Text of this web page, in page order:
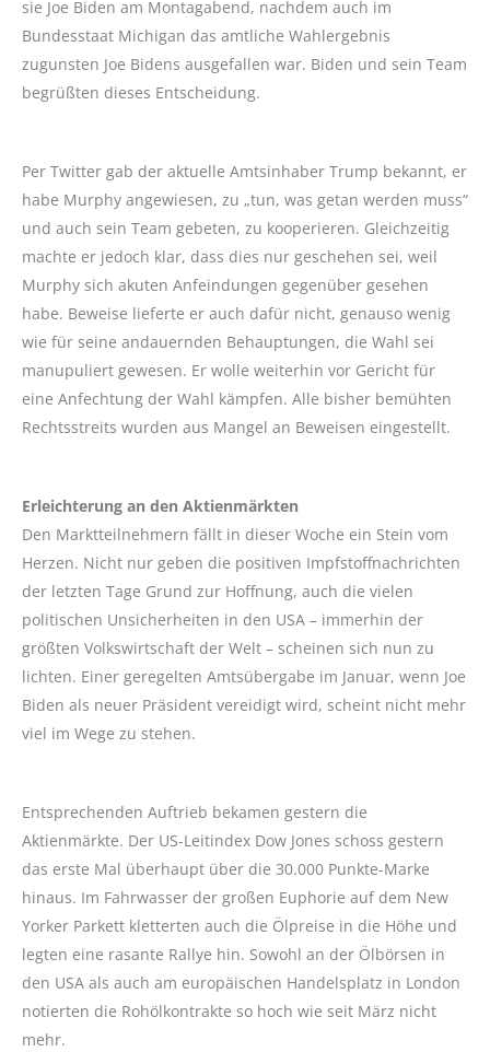
sie Joe Biden am Montagabend, nachdem auch im
Bundesstaat Michigan das amtliche Wahlergebnis
zugunsten Joe Bidens ausgefallen war. Biden und sein Team
begrüßten dieses Entscheidung.
Per Twitter gab der aktuelle Amtsinhaber Trump bekannt, er
habe Murphy angewiesen, zu „tun, was getan werden muss“
und auch sein Team gebeten, zu kooperieren. Gleichzeitig
machte er jedoch klar, dass dies nur geschehen sei, weil
Murphy sich akuten Anfeindungen gegenüber gesehen
habe. Beweise lieferte er auch dafür nicht, genauso wenig
wie für seine andauernden Behauptungen, die Wahl sei
manupuliert gewesen. Er wolle weiterhin vor Gericht für
eine Anfechtung der Wahl kämpfen. Alle bisher bemühten
Rechtsstreits wurden aus Mangel an Beweisen eingestellt.
Erleichterung an den Aktienmärkten
Den Marktteilnehmern fällt in dieser Woche ein Stein vom
Herzen. Nicht nur geben die positiven Impfstoffnachrichten
der letzten Tage Grund zur Hoffnung, auch die vielen
politischen Unsicherheiten in den USA – immerhin der
größten Volkswirtschaft der Welt – scheinen sich nun zu
lichten. Einer geregelten Amtsübergabe im Januar, wenn Joe
Biden als neuer Präsident vereidigt wird, scheint nicht mehr
viel im Wege zu stehen.
Entsprechenden Auftrieb bekamen gestern die
Aktienmärkte. Der US-Leitindex Dow Jones schoss gestern
das erste Mal überhaupt über die 30.000 Punkte-Marke
hinaus. Im Fahrwasser der großen Euphorie auf dem New
Yorker Parkett kletterten auch die Ölpreise in die Höhe und
legten eine rasante Rallye hin. Sowohl an der Ölbörsen in
den USA als auch am europäischen Handelsplatz in London
notierten die Rohölkontrakte so hoch wie seit März nicht
mehr.